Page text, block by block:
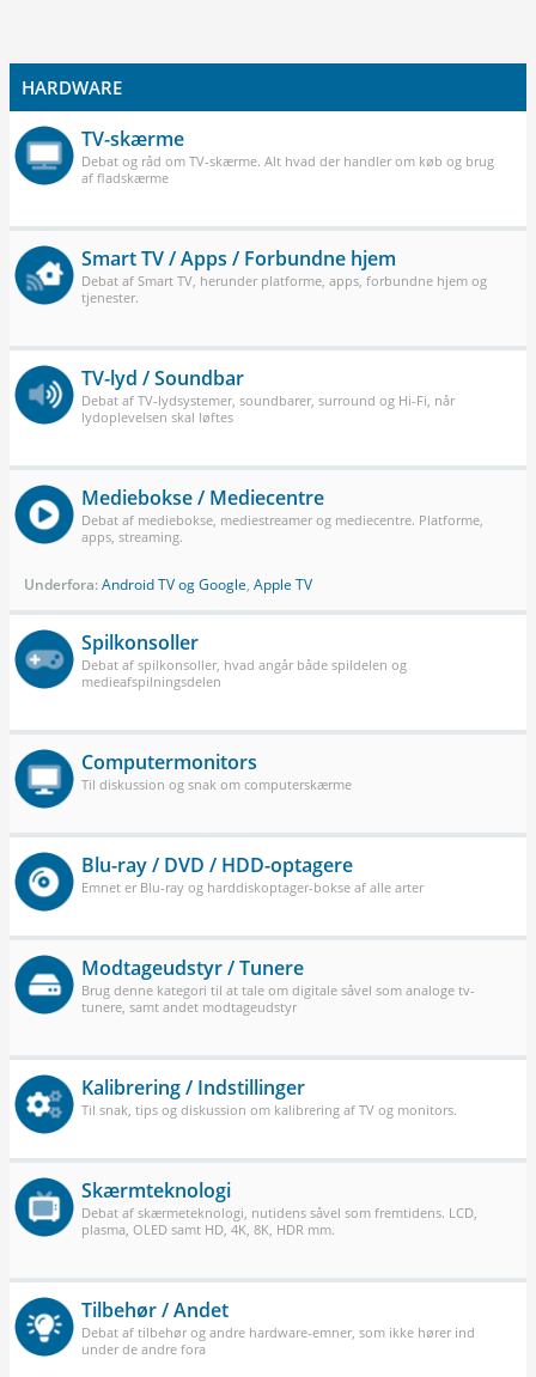
HARDWARE
TV-skærme
Debat og råd om TV-skærme. Alt hvad der handler om køb og brug
af fladskærme
Smart TV / Apps / Forbundne hjem
Debat af Smart TV, herunder platforme, apps, forbundne hjem og
tjenester.
TV-lyd / Soundbar
Debat af TV-lydsystemer, soundbarer, surround og Hi-Fi, når
lydoplevelsen skal løftes
Mediebokse / Mediecentre
Debat af mediebokse, mediestreamer og mediecentre. Platforme,
apps, streaming.
Underfora:Android TV og Google, Apple TV
Spilkonsoller
Debat af spilkonsoller, hvad angår både spildelen og
medieafspilningsdelen
Computermonitors
Til diskussion og snak om computerskærme
Blu-ray / DVD / HDD-optagere
Emnet er Blu-ray og harddiskoptager-bokse af alle arter
Modtageudstyr / Tunere
Brug denne kategori til at tale om digitale såvel som analoge tv-
tunere, samt andet modtageudstyr
Kalibrering / Indstillinger
Til snak, tips og diskussion om kalibrering af TV og monitors.
Skærmteknologi
Debat af skærmeteknologi, nutidens såvel som fremtidens. LCD,
plasma, OLED samt HD, 4K, 8K, HDR mm.
Tilbehør / Andet
Debat af tilbehør og andre hardware-emner, som ikke hører ind
under de andre fora